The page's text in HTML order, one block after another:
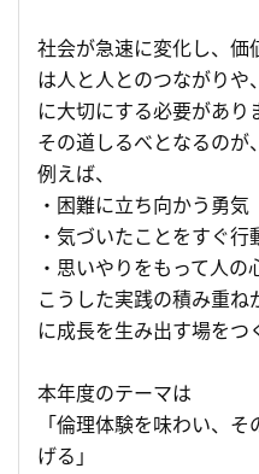
社会が急速に変化し、価
は人と人とのつながりや
に大切にする必要があり
その道しるべとなるのが
例えば、
・困難に立ち向かう勇気
・気づいたことをすぐ行
・思いやりをもって人
こうした実践の積み重ね
に成長を生み出す場をつ
本年度のテーマは
「倫理体験を味わい、
げる」